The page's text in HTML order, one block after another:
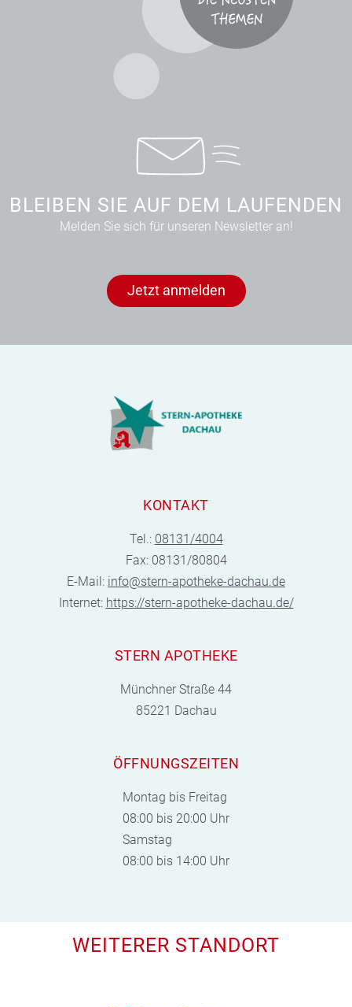
BLEIBEN SIE AUF DEM LAUFENDEN
Melden Sie sich für unseren Newsletter an!
Jetzt anmelden
KONTAKT
Tel.: 08131/4004
Fax: 08131/80804
E-Mail: info@stern-apotheke-dachau.de
Internet: https://stern-apotheke-dachau.de/
STERN APOTHEKE
Münchner Straße 44
85221 Dachau
ÖFFNUNGSZEITEN
Montag bis Freitag
08:00 bis 20:00 Uhr
Samstag
08:00 bis 14:00 Uhr
WEITERER STANDORT